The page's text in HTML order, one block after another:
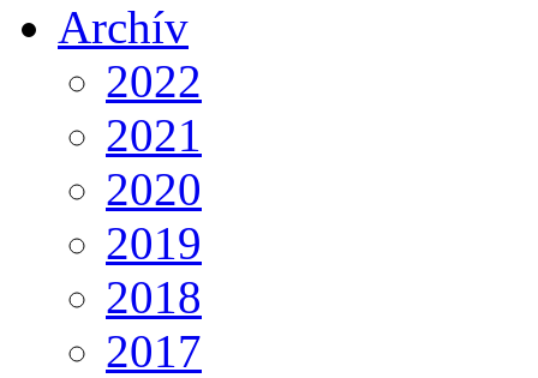
Archív
2022
2021
2020
2019
2018
2017